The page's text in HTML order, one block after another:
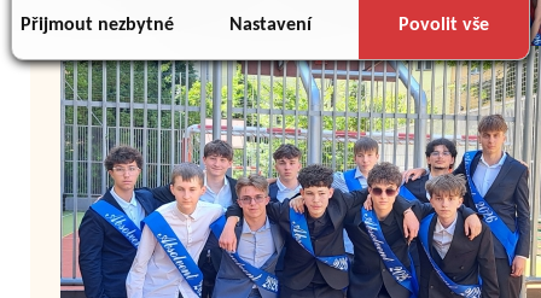
důsledku toho, že používáte jejich služby.
Přijmout nezbytné Nastavení Povolit vše